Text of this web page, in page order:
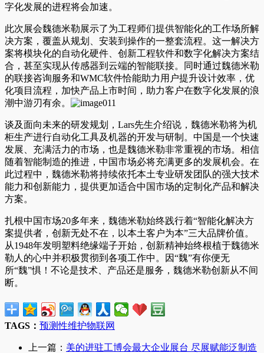
字化发展的进程将会加速。
此次展会魏德米勒展示了为工程师们提供智能化的工作场所解
决方案，覆盖从规划、安装到操作的一整套流程。这一解决方
案将模块化的自动化硬件、创新工程软件和数字化解决方案结
合，甚至实现从传感器到云端的智能联接。同时通过魏德米勒
的联接咨询服务和WMC软件恰能助力用户提升设计效率，优
化项目流程，加快产品上市时间，助力客户在数字化发展的浪
潮中游刃有余。
谈及面向未来的研发规划，Lars先生介绍说，魏德米勒将为机
柜生产进行自动化工具及机器的开发与研制。中国是一个快速
发展、充满活力的市场，也是魏德米勒非常重视的市场。相信
随着智能制造的推进，中国市场必将充满更多的发展机会。在
此过程中，魏德米勒将持续依托本土专业研发团队的强大技术
能力和创新能力，提供更加适合中国市场的定制化产品和解决
方案。
扎根中国市场20多年来，魏德米勒始终践行着“智能化解决方
案提供者，创新无处不在，以本土客户为本”三大品牌价值。
从1948年发明塑料绝缘端子开始，创新精神始终根植于魏德米
勒人的心中并积极贯彻到各项工作中。因“魏”有你便无
所“魏”惧！不论是技术、产品还是服务，魏德米勒创新从不间
断。
TAGS： 预测性维护物联网
上一篇： 美的进驻工博会最大企业展台 尽展赋能泛制造